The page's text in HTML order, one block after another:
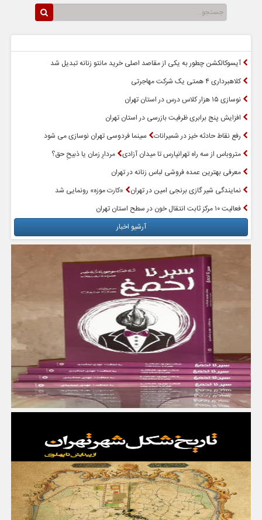
آیسوکالکشن چطور به یکی از مقاصد اصلی خرید مانتو زنانه تبدیل شد
کلاهبرداری ۴ همتی یک شرکت مهاجرتی
نوسازی ۱۵ هزار کلاس درس در استان تهران
افزایش پنج برابری ظرفیت بازرسی در استان تهران
رفع نقاط حادثه خیز در شمیرانات
سینما فردوسی تهران نوسازی می شود
متروباس از سه راه تهرانپارس تا میدان آزادی مردارِ زمان یا ذبیحِ حق؟
معرفی بهترین عمده فروشی لباس زنانه در تهران
نمایندگی شیر گازی برنجی امین در تهران
«کارت موزه» رونمایی شد
فعالیت ۱۰ مرکز ثابت انتقال خون در سطح استان تهران
آرشیو اخبار